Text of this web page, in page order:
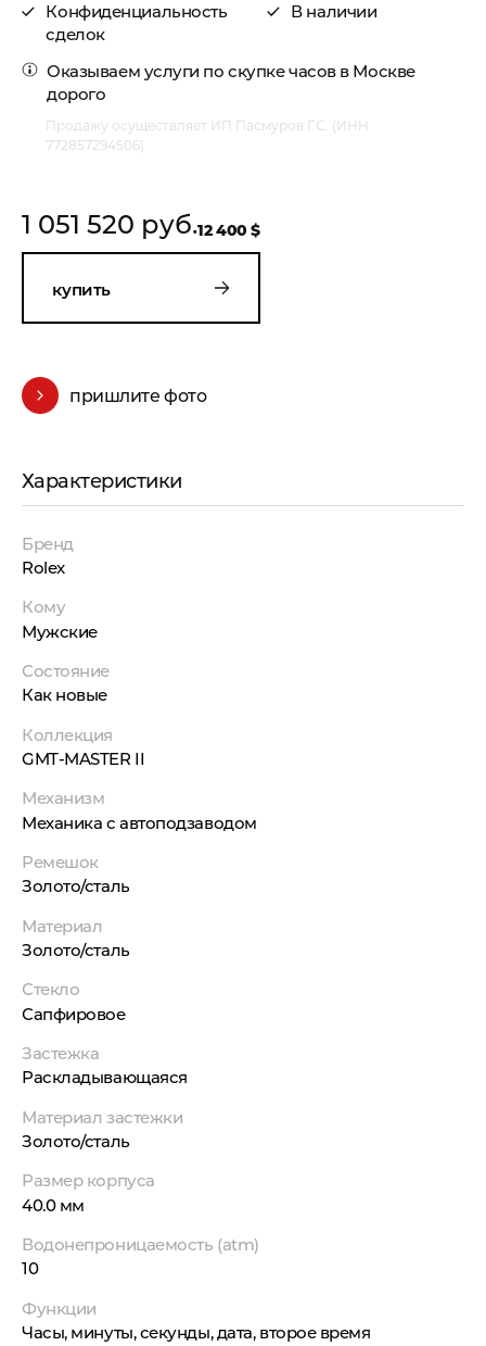
Конфиденциальность
сделок
В наличии
Оказываем услуги поскупке часов в Москве
дорого
Продажу осуществляет ИП Пасмуров Г.С. (ИНН
772857294506)
1 051 520 руб.12 400 $
купить
пришлите фото
Характеристики
Бренд
Rolex
Кому
Мужские
Состояние
Как новые
Коллекция
GMT-MASTER II
Механизм
Механика с автоподзаводом
Ремешок
Золото/сталь
Материал
Золото/сталь
Стекло
Сапфировое
Застежка
Раскладывающаяся
Материал застежки
Золото/сталь
Размер корпуса
40.0 мм
Водонепроницаемость (atm)
10
Функции
Часы, минуты, секунды, дата, второе время